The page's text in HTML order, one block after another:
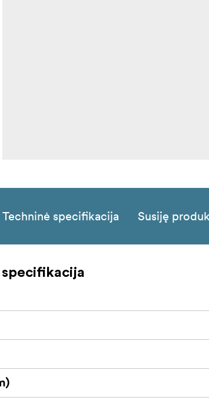
Techninė specifikacija Susiję